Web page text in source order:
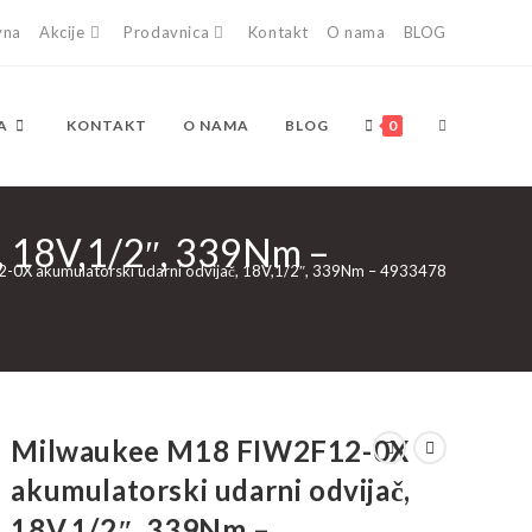
Akcije Prodavnica Kontakt O nama BLOG
KONTAKT O NAMA BLOG 0 TOGGLE
2″, 339Nm –
0X akumulatorski udarni odvijač, 18V,1/2″, 339Nm – 4933478443
Milwaukee M18 FIW2F12-0X
akumulatorski udarni odvijač,